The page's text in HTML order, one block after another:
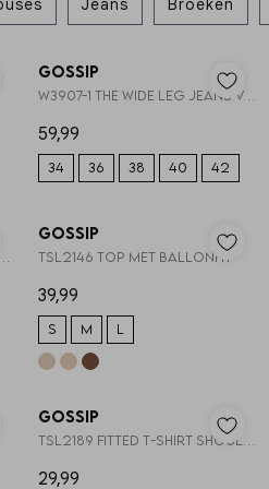
Jeans Broeken
1/2
Nieuw
Gossip
W3907-1 THE WIDE LEG JEANS V-DETAIL
59,99
34 36 38 40 42
1/2
Gossip
TSL2146 TOP MET BALLONFIT
39,99
S M L
1/2
Gossip
29,99